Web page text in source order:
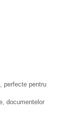
perfecte pentru
documentelor